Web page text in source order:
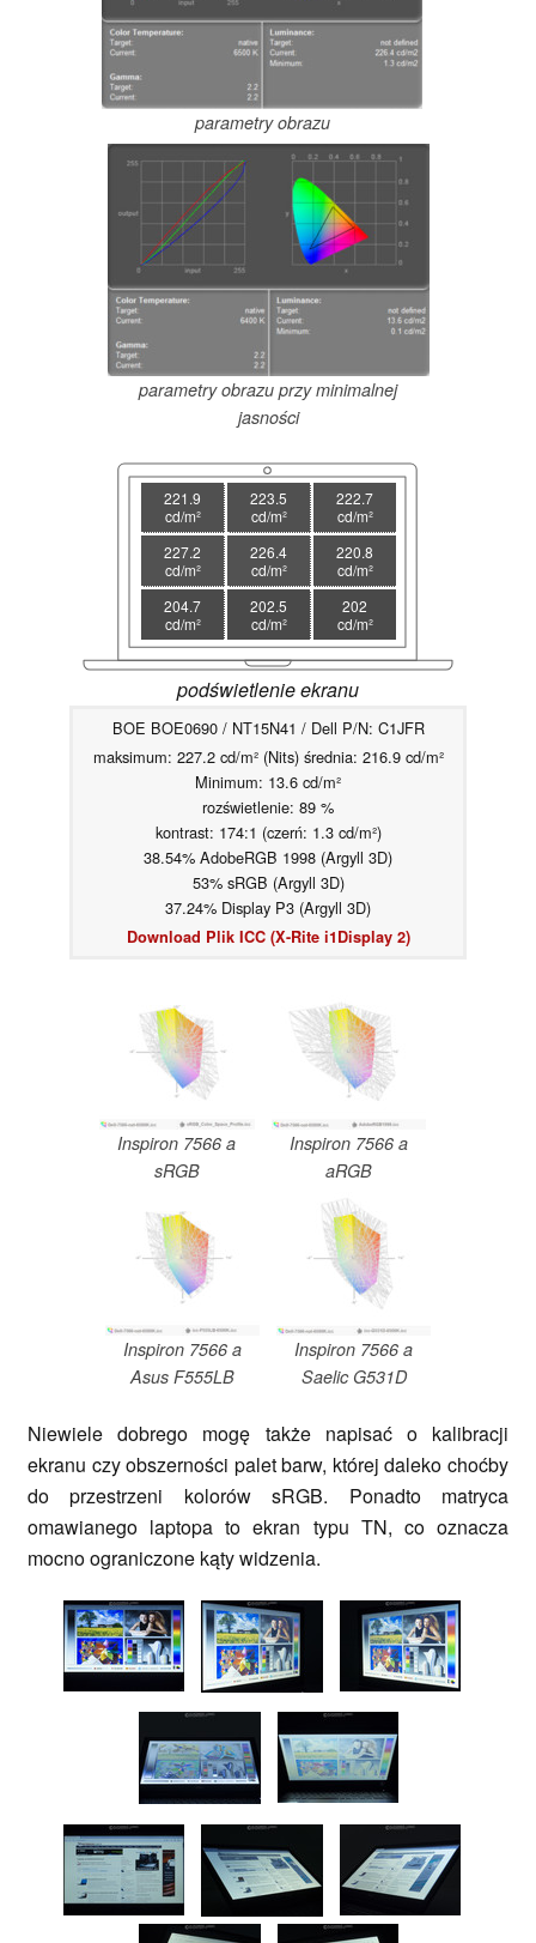
parametry obrazu
parametry obrazu przy minimalnej
jasności
221.9
cd/m²
223.5
cd/m²
222.7
cd/m²
227.2
cd/m²
226.4
cd/m²
220.8
cd/m²
204.7
cd/m²
202.5
cd/m²
202
cd/m²
podświetlenie ekranu
BOE BOE0690 / NT15N41 / Dell P/N: C1JFR
maksimum: 227.2 cd/m² (Nits) średnia: 216.9 cd/m²
Minimum: 13.6 cd/m²
rozświetlenie: 89 %
kontrast: 174:1 (czerń: 1.3 cd/m²)
38.54% AdobeRGB 1998 (Argyll 3D)
53% sRGB (Argyll 3D)
37.24% Display P3 (Argyll 3D)
Download Plik ICC (X-Rite i1Display 2)
Inspiron 7566 a
sRGB
Inspiron 7566 a
aRGB
Inspiron 7566 a
Asus F555LB
Inspiron 7566 a
Saelic G531D
Niewiele dobrego mogę także napisać o kalibracji
ekranu czy obszerności palet barw, której daleko choćby
do przestrzeni kolorów sRGB. Ponadto matryca
omawianego laptopa to ekran typu TN, co oznacza
mocno ograniczone kąty widzenia.